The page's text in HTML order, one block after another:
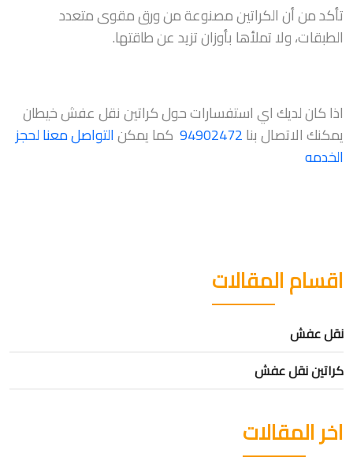
اقسام المقالات
نقل عفش
كراتين نقل عفش
اخر المقالات
تأكد من أن الكراتين مصنوعة من ورق مقوى متعدد
الطبقات، ولا تملأها بأوزان تزيد عن طاقتها.
اذا كان لديك اي استفسارات حول كراتين نقل عفش خيطان
يمكنك الاتصال بنا94902472 كما يمكنالتواصل معنا لحجز
الخدمه